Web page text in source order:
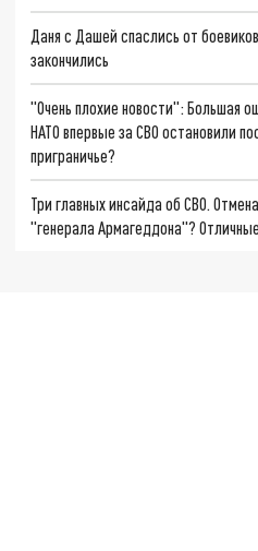
Даня с Дашей спаслись от
закончились
"Очень плохие новости": Большая
НАТО впервые за СВО остановили
приграничье?
Три главных инсайда об СВО.
"генерала Армагеддона"?